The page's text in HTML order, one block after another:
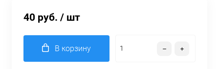
40 руб. / шт
В корзину